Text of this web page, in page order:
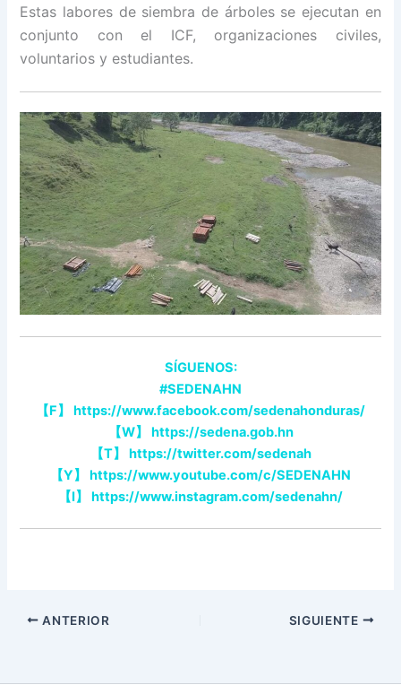
Estas labores de siembra de árboles se ejecutan en
conjunto con el ICF, organizaciones civiles,
voluntarios y estudiantes.
SÍGUENOS:
#SEDENAHN
【F】 https://www.facebook.com/sedenahonduras/
【W】 https://sedena.gob.hn
【T】 https://twitter.com/sedenah
【Y】 https://www.youtube.com/c/SEDENAHN
【I】 https://www.instagram.com/sedenahn/
ANTERIOR SIGUIENTE